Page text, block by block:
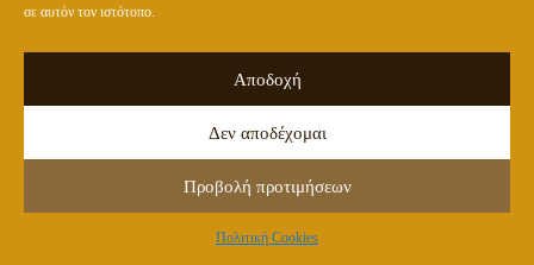
σε αυτόν τον ιστότοπο.
Αποδοχή
Δεν αποδέχομαι
Προβολή προτιμήσεων
Πολιτική Cookies